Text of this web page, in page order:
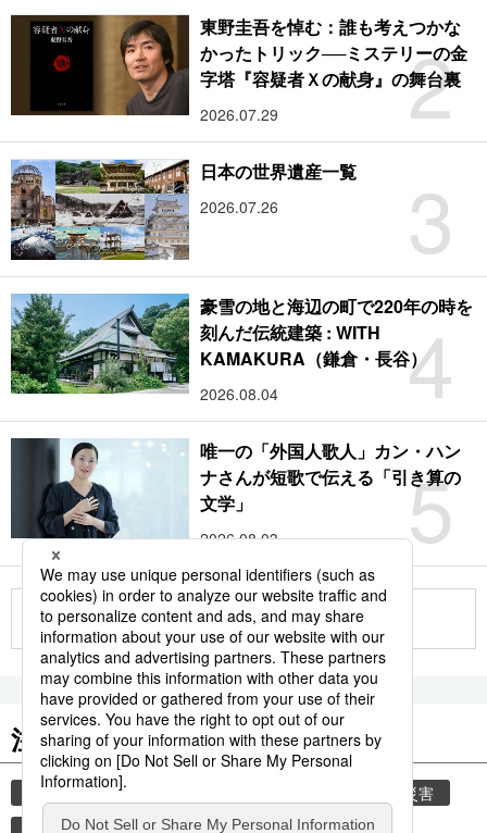
2
東野圭吾を悼む：誰も考えつかな
かったトリック──ミステリーの金
字塔『容疑者Ｘの献身』の舞台裏
2026.07.29
3
日本の世界遺産一覧
2026.07.26
4
豪雪の地と海辺の町で220年の時を
刻んだ伝統建築 : WITH
KAMAKURA（鎌倉・長谷）
2026.08.04
5
唯一の「外国人歌人」カン・ハン
ナさんが短歌で伝える「引き算の
文学」
2026.08.03
もっと見る
注目のキーワード
共同通信ニュース
気象・災害